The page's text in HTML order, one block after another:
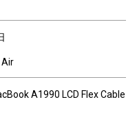
Air
A1990 LCD Flex Cable